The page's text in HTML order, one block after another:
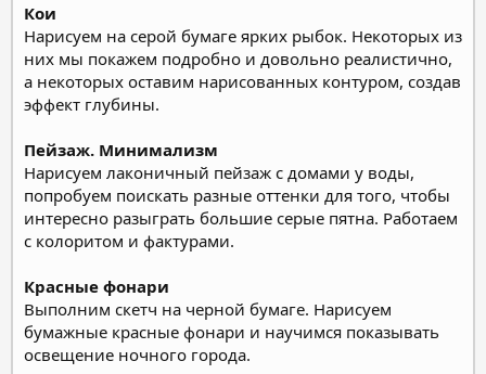
Кои
Нарисуем на серой бумаге ярких рыбок. Некоторых из
них мы покажем подробно и довольно реалистично,
а некоторых оставим нарисованных контуром, создав
эффект глубины.
Пейзаж. Минимализм
Нарисуем лаконичный пейзаж с домами у воды,
попробуем поискать разные оттенки для того, чтобы
интересно разыграть большие серые пятна. Работаем
с колоритом и фактурами.
Красные фонари
Выполним скетч на черной бумаге. Нарисуем
бумажные красные фонари и научимся показывать
освещение ночного города.